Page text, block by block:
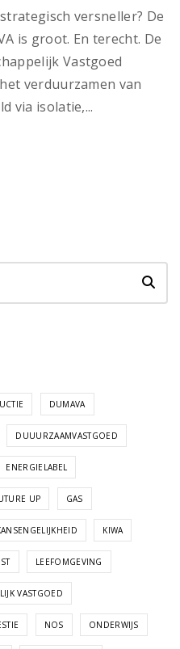
versneller? De
is groot. En terecht. De
Vastgoed
verduurzamen van
via isolatie,...
DUMAVA
DUUURZAAMVASTGOED
ENERGIELABEL
UP GAS
KIWA
LEEFOMGEVING
VASTGOED
NOS ONDERWIJS